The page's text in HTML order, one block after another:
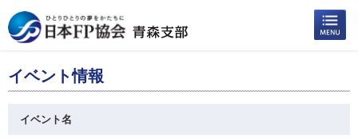
イベント情報
イベント名